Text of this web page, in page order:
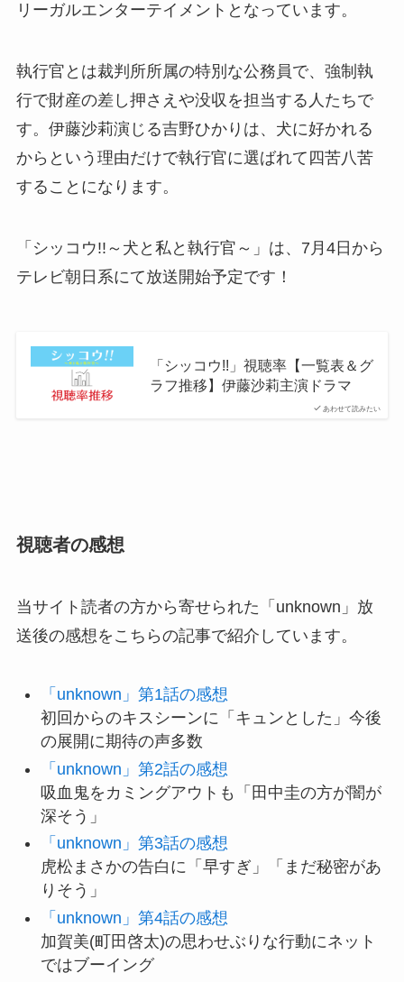
リーガルエンターテイメントとなっています。
執行官とは裁判所所属の特別な公務員で、強制執
行で財産の差し押さえや没収を担当する人たちで
す。伊藤沙莉演じる吉野ひかりは、犬に好かれる
からという理由だけで執行官に選ばれて四苦八苦
することになります。
「シッコウ!!～犬と私と執行官～」は、7月4日から
テレビ朝日系にて放送開始予定です！
あわせて読みたい
「シッコウ!!」視聴率【一覧表＆グ
ラフ推移】伊藤沙莉主演ドラマ
視聴者の感想
当サイト読者の方から寄せられた「unknown」放
送後の感想をこちらの記事で紹介しています。
「unknown」第1話の感想
初回からのキスシーンに「キュンとした」今後
の展開に期待の声多数
「unknown」第2話の感想
吸血鬼をカミングアウトも「田中圭の方が闇が
深そう」
「unknown」第3話の感想
虎松まさかの告白に「早すぎ」「まだ秘密があ
りそう」
「unknown」第4話の感想
加賀美(町田啓太)の思わせぶりな行動にネット
ではブーイング